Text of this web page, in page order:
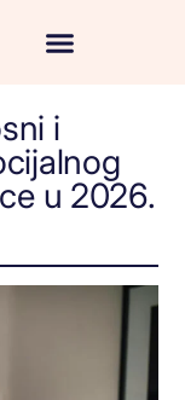
i
u 2026.